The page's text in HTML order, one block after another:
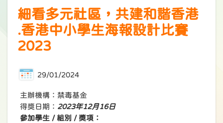
細看多元社區，共建和諧香港
.香港中小學生海報設計比賽
2023
29/01/2024
主辦機構：禁毒基金
得獎日期： 2023年12月16日
參加學生 / 組別 / 獎項：